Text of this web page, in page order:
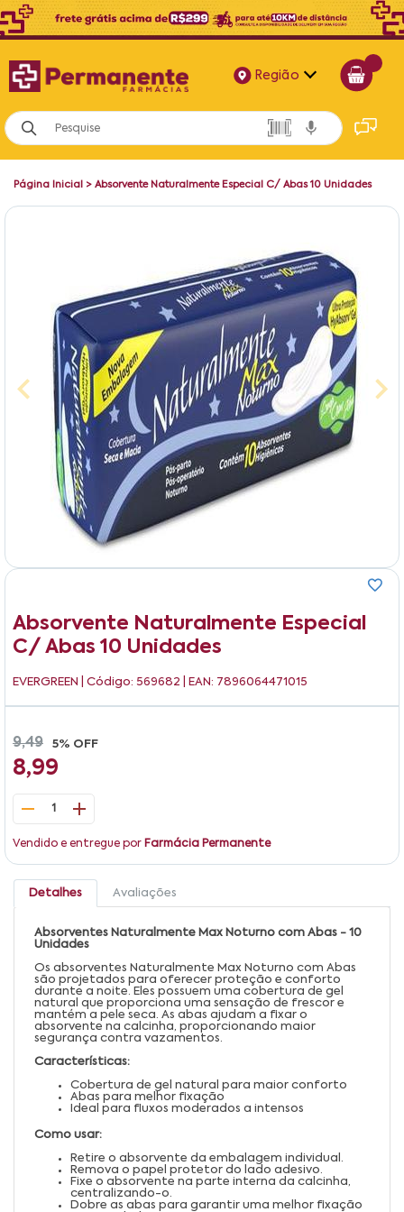
Região
Alagoas
Bahia
Página Inicial > Absorvente Naturalmente Especial C/ Abas 10 Unidades
Absorvente Naturalmente Especial
C/ Abas 10 Unidades
EVERGREEN | Código: 569682 | EAN: 7896064471015
9,49 5% OFF
8,99
1
Vendido e entregue por Farmácia Permanente
Detalhes Avaliações
Absorventes Naturalmente Max Noturno com Abas - 10
Unidades
Os absorventes Naturalmente Max Noturno com Abas
são projetados para oferecer proteção e conforto
durante a noite. Eles possuem uma cobertura de gel
natural que proporciona uma sensação de frescor e
mantém a pele seca. As abas ajudam a fixar o
absorvente na calcinha, proporcionando maior
segurança contra vazamentos.
Características:
Cobertura de gel natural para maior conforto
Abas para melhor fixação
Ideal para fluxos moderados a intensos
Como usar:
Retire o absorvente da embalagem individual.
Remova o papel protetor do lado adesivo.
Fixe o absorvente na parte interna da calcinha,
centralizando-o.
Dobre as abas para garantir uma melhor fixação